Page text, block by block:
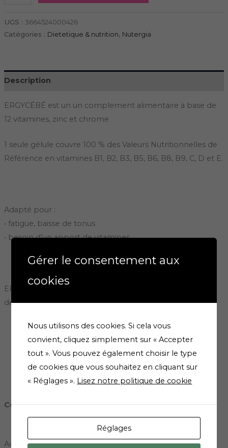
UGS : 3664524000426
Catégories : Dietetique & nutrition, Nutergia
Description
ERGYCÉBÉ est un un complement alimentaire à base de
12 vitamines, zinc et chrome
1 seule gélule couvre 100 % des Valeurs Nutritionnelles de
Référence en vitamines B1, B2, B3, B5, B6, B8, B9, C, D et E.
Adapté pour :
• fatigue, baisse de tonus
• besoin d’un apport de vitamines
ERGYCEBE pourra être conseillé lors de fatigue ou baisse
de tonus et en cas de besoin d’un apport en vitamines
Conseils d’utilisations
Adultes : 1 à 2 gélule(s) par jour au petit-déjeuner.
Gérer le consentement aux
cookies
Nous utilisons des cookies. Si cela vous
convient, cliquez simplement sur « Accepter
tout ». Vous pouvez également choisir le type
de cookies que vous souhaitez en cliquant sur
« Réglages ». Lisez notre politique de cookie
Réglages